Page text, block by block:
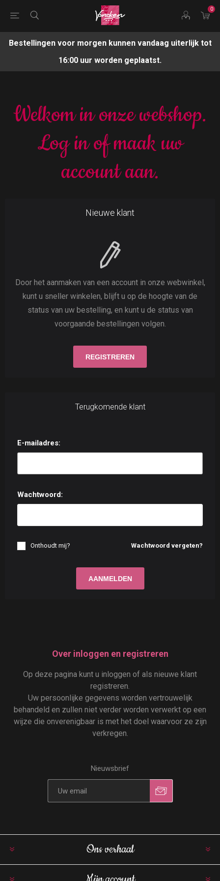
0
Bestellingen voor morgen kunnen vandaag uiterlijk tot
16:00 uur worden geplaatst.
Welkom in onze webshop.
Log in of maak uw
account aan.
Nieuwe klant
Door het aanmaken van een account in onze webwinkel,
kunt u sneller winkelen, blijft u op de hoogte van de
status van uw bestelling, en kunt u de status van
voorgaande bestellingen volgen.
Terugkomende klant
E-mailadres:
Wachtwoord:
Wachtwoord vergeten?
Onthoudt mij?
Over inloggen en registreren
Op deze pagina kunt u inloggen of als nieuwe klant
registreren.
Uw persoonlijke gegevens worden vertrouwelijk
behandeld en zullen niet verder worden verwerkt op een
wijze die onverenigbaar is met het doel waarvoor ze zijn
verkregen.
Nieuwsbrief
Ons verhaal